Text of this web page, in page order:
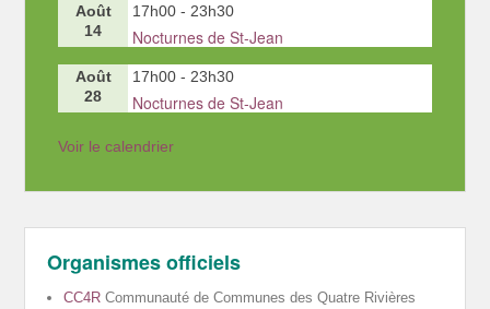
Août
14
17h00 - 23h30
Nocturnes de St-Jean
Août
28
17h00 - 23h30
Nocturnes de St-Jean
Voir le calendrier
Organismes officiels
CC4R Communauté de Communes des Quatre Rivières